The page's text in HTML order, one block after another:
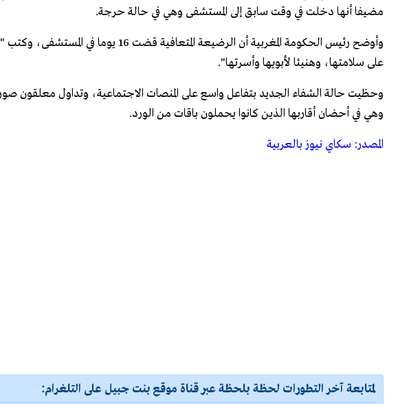
مضيفا أنها دخلت في وقت سابق إلى المستشفى وهي في حالة حرجة.
وأوضح رئيس الحكومة المغربية أن الرضيعة المتعافية قضت 16 يوما
على سلامتها، وهنيئا لأبويها وأسرتها".
وحظيت حالة الشفاء الجديد بتفاعل واسع على المنصات الاجتماعية، وتداول معلقون
وهي في أحضان أقاربها الذين كانوا يحملون باقات من الورد.
المصدر: سكاي نيوز بالعربية
لمتابعة آخر التطورات لحظة بلحظة عبر قناة موقع بنت جبيل على التلغرام: